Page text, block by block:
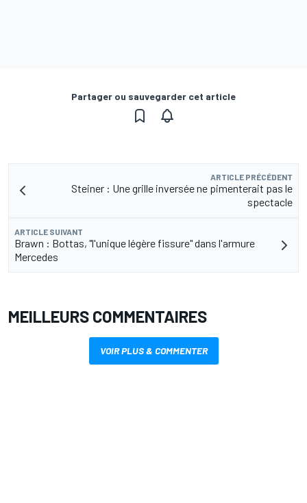
Partager ou sauvegarder cet article
ARTICLE PRÉCÉDENT
Steiner : Une grille inversée ne pimenterait pas le
spectacle
ARTICLE SUIVANT
Brawn : Bottas, "l'unique légère fissure" dans l'armure
Mercedes
MEILLEURS COMMENTAIRES
VOIR PLUS & COMMENTER